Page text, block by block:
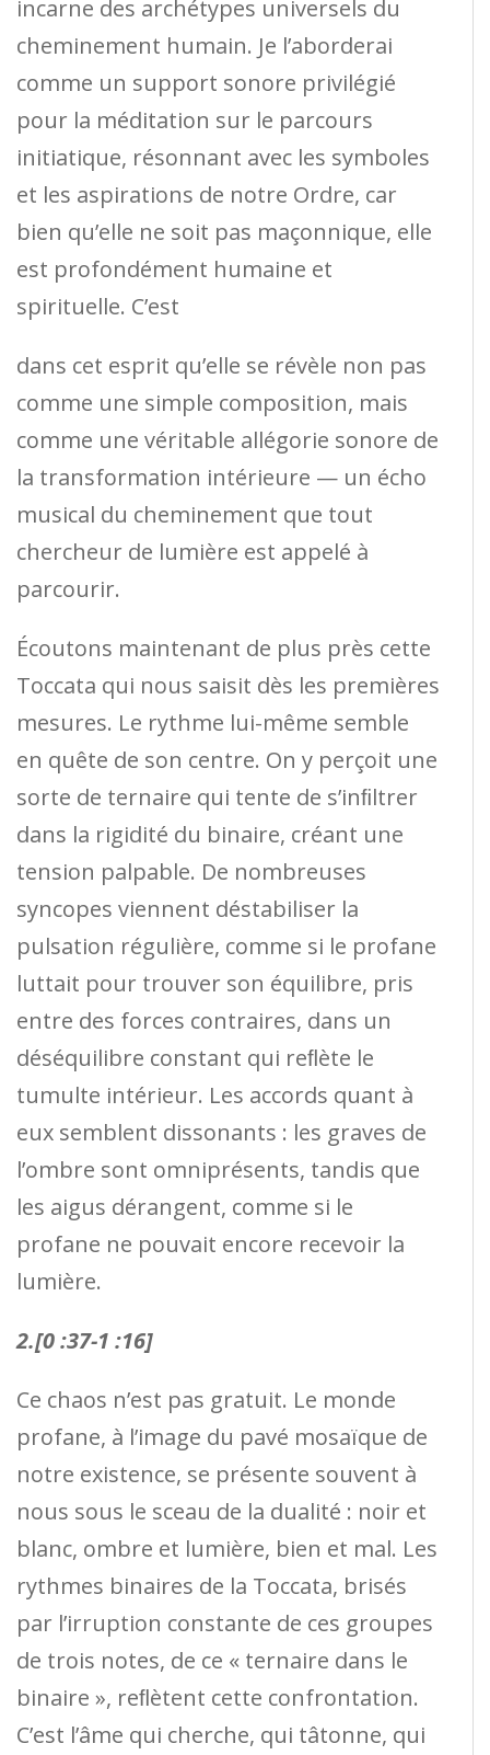
incarne des archétypes universels du
cheminement humain. Je l’aborderai
comme un support sonore privilégié
pour la méditation sur le parcours
initiatique, résonnant avec les symboles
et les aspirations de notre Ordre, car
bien qu’elle ne soit pas maçonnique, elle
est profondément humaine et
spirituelle. C’est
dans cet esprit qu’elle se révèle non pas
comme une simple composition, mais
comme une véritable allégorie sonore de
la transformation intérieure — un écho
musical du cheminement que tout
chercheur de lumière est appelé à
parcourir.
Écoutons maintenant de plus près cette
Toccata qui nous saisit dès les premières
mesures. Le rythme lui-même semble
en quête de son centre. On y perçoit une
sorte de ternaire qui tente de s’inﬁltrer
dans la rigidité du binaire, créant une
tension palpable. De nombreuses
syncopes viennent déstabiliser la
pulsation régulière, comme si le profane
luttait pour trouver son équilibre, pris
entre des forces contraires, dans un
déséquilibre constant qui reﬂète le
tumulte intérieur. Les accords quant à
eux semblent dissonants : les graves de
l’ombre sont omniprésents, tandis que
les aigus dérangent, comme si le
profane ne pouvait encore recevoir la
lumière.
2.[0 :37-1 :16]
Ce chaos n’est pas gratuit. Le monde
profane, à l’image du pavé mosaïque de
notre existence, se présente souvent à
nous sous le sceau de la dualité : noir et
blanc, ombre et lumière, bien et mal. Les
rythmes binaires de la Toccata, brisés
par l’irruption constante de ces groupes
de trois notes, de ce « ternaire dans le
binaire », reﬂètent cette confrontation.
C’est l’âme qui cherche, qui tâtonne, qui